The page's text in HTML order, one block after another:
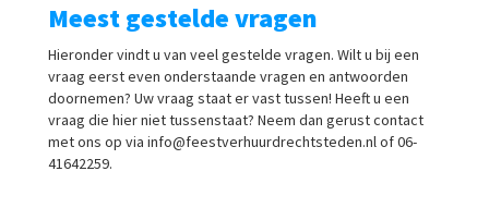
Meest gestelde vragen
Hieronder vindt u van veel gestelde vragen. Wilt u bij een
vraag eerst even onderstaande vragen en antwoorden
doornemen? Uw vraag staat er vast tussen! Heeft u een
vraag die hier niet tussenstaat? Neem dan gerust contact
met ons op via info@feestverhuurdrechtsteden.nl of 06-
41642259.